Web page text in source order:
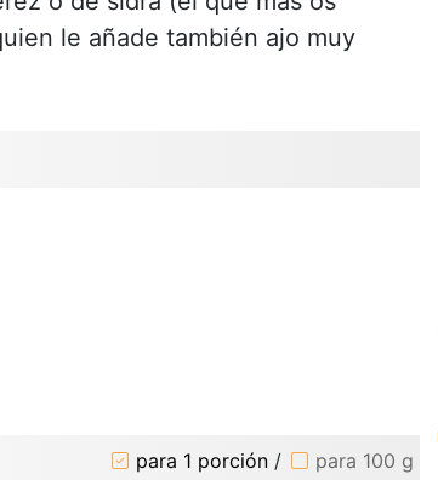
le añade también ajo muy
para 1 porción / para 100 g